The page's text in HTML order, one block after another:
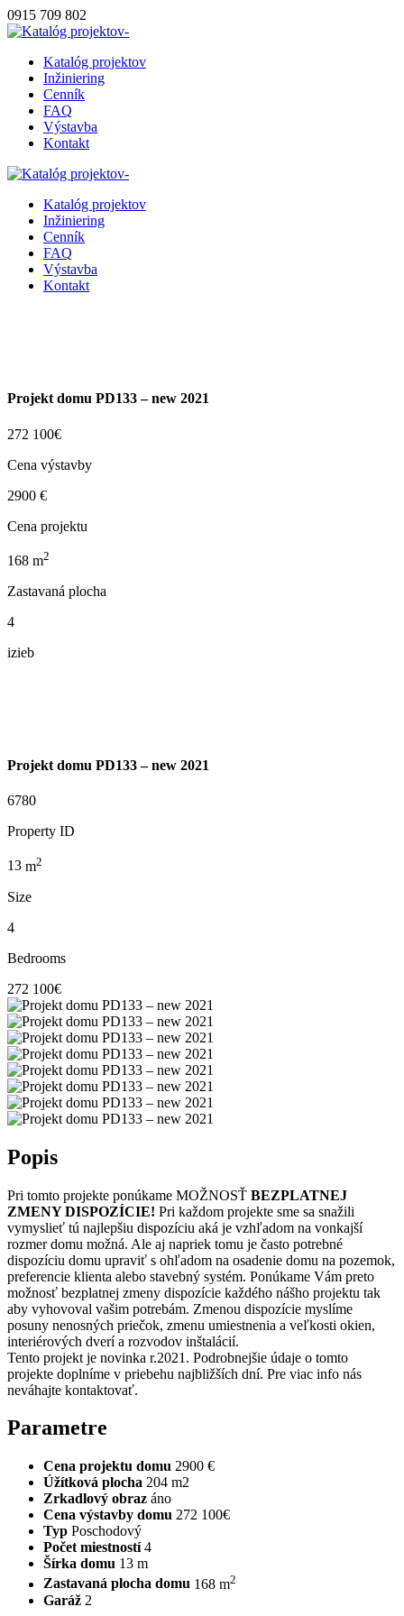
0915 709 802
Katalóg projektov
Inžiniering
Cenník
FAQ
Výstavba
Kontakt
Katalóg projektov
Inžiniering
Cenník
FAQ
Výstavba
Kontakt
Projekt domu PD133 – new 2021
272 100€
Cena výstavby
2900 €
Cena projektu
168 m2
Zastavaná plocha
4
izieb
Projekt domu PD133 – new 2021
6780
Property ID
13 m2
Size
4
Bedrooms
272 100€
Popis
Pri tomto projekte ponúkame MOŽNOSŤ BEZPLATNEJ
ZMENY DISPOZÍCIE! Pri každom projekte sme sa snažili
vymyslieť tú najlepšiu dispozíciu aká je vzhľadom na vonkajší
rozmer domu možná. Ale aj napriek tomu je často potrebné
dispozíciu domu upraviť s ohľadom na osadenie domu na pozemok,
preferencie klienta alebo stavebný systém. Ponúkame Vám preto
možnosť bezplatnej zmeny dispozície každého nášho projektu tak
aby vyhovoval vašim potrebám. Zmenou dispozície myslíme
posuny nenosných priečok, zmenu umiestnenia a veľkosti okien,
interiérových dverí a rozvodov inštalácií.
Tento projekt je novinka r.2021. Podrobnejšie údaje o tomto
projekte doplníme v priebehu najbližších dní. Pre viac info nás
neváhajte kontaktovať.
Parametre
Cena projektu domu 2900 €
Úžítková plocha 204 m2
Zrkadlový obraz áno
Cena výstavby domu 272 100€
Typ Poschodový
Počet miestností 4
Šírka domu 13 m
Zastavaná plocha domu 168 m2
Garáž 2